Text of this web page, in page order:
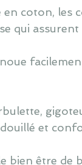
en coton, les
qui
et
bien être de